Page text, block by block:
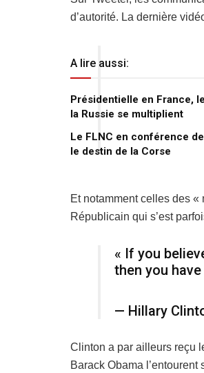
d’autorité. La dernière
A lire aussi:
Présidentielle en France,
la Russie se multiplient
Le FLNC en conférence
le destin de la Corse
Et notamment celles des
Républicain qui s’est
« If you
then you
— Hillary
Clinton a par ailleurs reçu
Barack Obama l’entourent